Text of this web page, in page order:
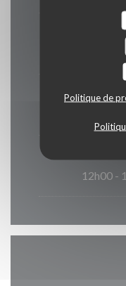
Politique de
12h00 -
12h00 -
12h00 -